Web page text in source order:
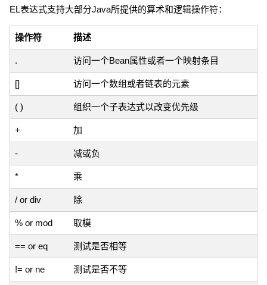
EL表达式支持大部分Java所提供的算术和逻辑操作符：
操作符 描述
. 访问一个Bean属性或者一个映射条目
[] 访问一个数组或者链表的元素
( ) 组织一个子表达式以改变优先级
+ 加
- 减或负
* 乘
/ or div 除
% or mod 取模
== or eq 测试是否相等
!= or ne 测试是否不等